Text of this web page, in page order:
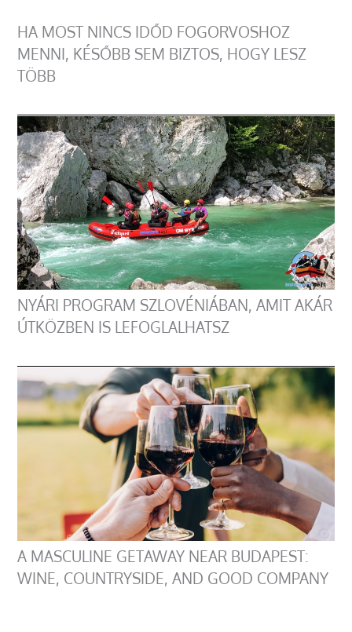
HA MOST NINCS IDŐD FOGORVOSHOZ
MENNI, KÉSŐBB SEM BIZTOS, HOGY LESZ
TÖBB
NYÁRI PROGRAM SZLOVÉNIÁBAN, AMIT AKÁR
ÚTKÖZBEN IS LEFOGLALHATSZ
A MASCULINE GETAWAY NEAR BUDAPEST:
WINE, COUNTRYSIDE, AND GOOD COMPANY